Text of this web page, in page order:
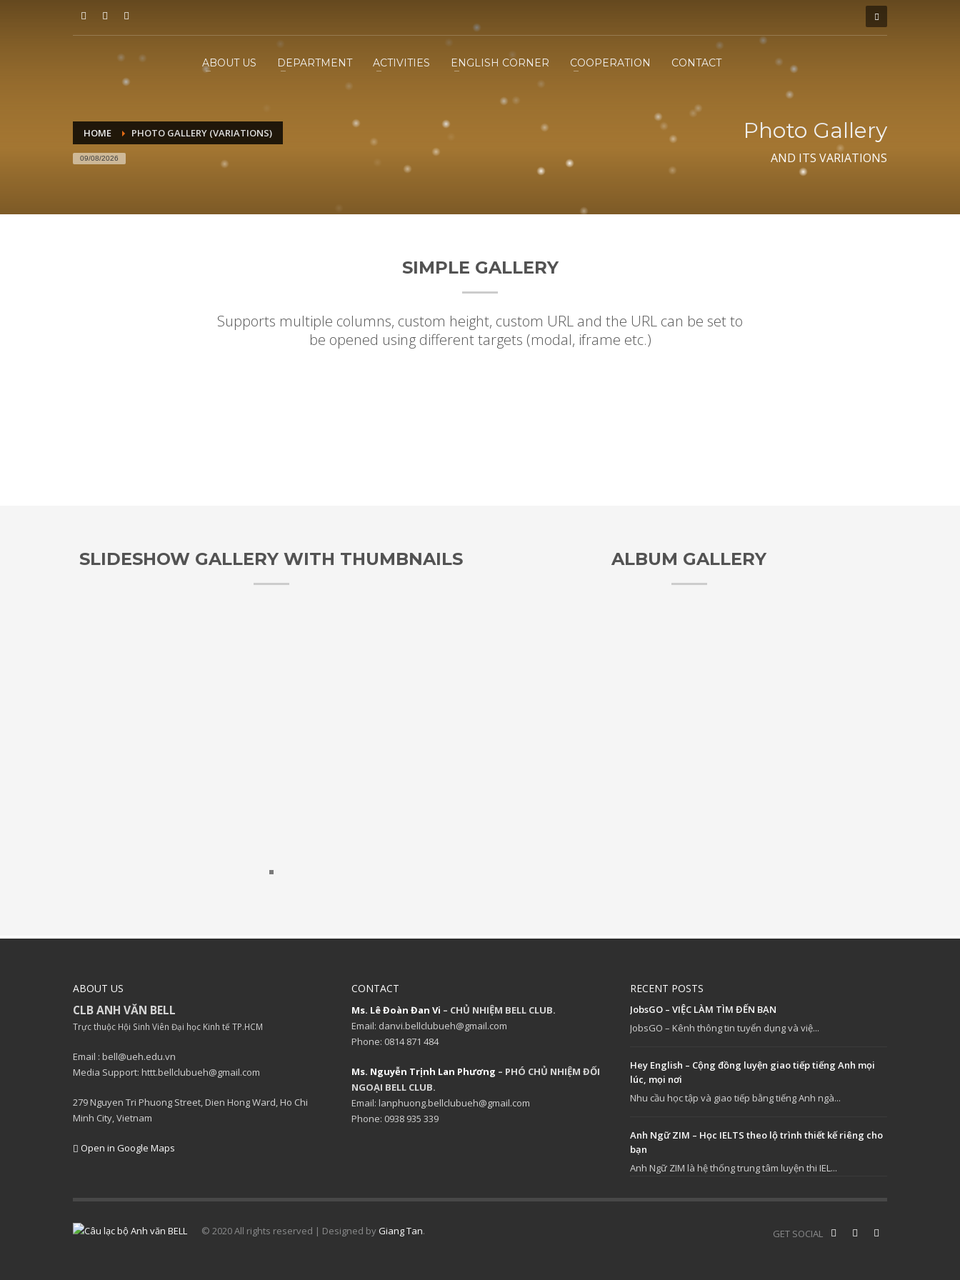
ABOUT US DEPARTMENT ACTIVITIES ENGLISH CORNER COOPERATION CONTACT
HOME PHOTO GALLERY (VARIATIONS)
09/08/2026
Photo Gallery
AND ITS VARIATIONS
SIMPLE GALLERY
Supports multiple columns, custom height, custom URL and the URL can be set to
be opened using different targets (modal, iframe etc.)
SLIDESHOW GALLERY WITH THUMBNAILS ALBUM GALLERY
ABOUT US
CLB ANH VĂN BELL
Trực thuộc Hội Sinh Viên Đại học Kinh tế TP.HCM
Email : bell@ueh.edu.vn
Media Support: httt.bellclubueh@gmail.com
279 Nguyen Tri Phuong Street, Dien Hong Ward, Ho Chi
Minh City, Vietnam
Open in Google Maps
CONTACT
Ms. Lê Đoàn Đan Vi – CHỦ NHIỆM BELL CLUB.
Email: danvi.bellclubueh@gmail.com
Phone: 0814 871 484
Ms. Nguyễn Trịnh Lan Phương – PHÓ CHỦ NHIỆM ĐỐI
NGOẠI BELL CLUB.
Email: lanphuong.bellclubueh@gmail.com
Phone: 0938 935 339
RECENT POSTS
JobsGO – VIỆC LÀM TÌM ĐẾN BẠN
JobsGO – Kênh thông tin tuyển dụng và việ...
Hey English – Cộng đồng luyện giao tiếp tiếng Anh mọi
lúc, mọi nơi
Nhu cầu học tập và giao tiếp bằng tiếng Anh ngà...
Anh Ngữ ZIM – Học IELTS theo lộ trình thiết kế riêng cho
bạn
Anh Ngữ ZIM là hệ thống trung tâm luyện thi IEL...
GET SOCIAL
© 2020 All rights reserved | Designed by Giang Tan.